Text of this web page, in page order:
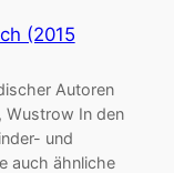
(2015
Autoren
Wustrow In den
und
auch ähnliche